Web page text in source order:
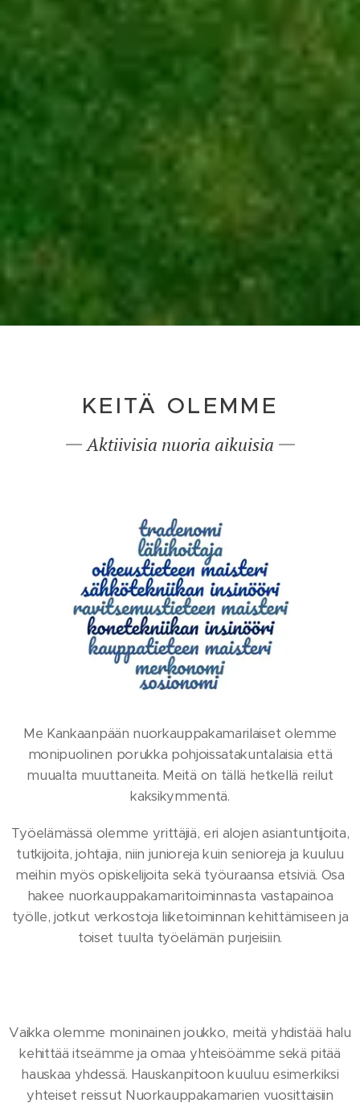
KEITÄ OLEMME
Aktiivisia nuoria aikuisia
Me Kankaanpään nuorkauppakamarilaiset olemme
monipuolinen porukka pohjoissatakuntalaisia että
muualta muuttaneita. Meitä on tällä hetkellä reilut
kaksikymmentä.
Työelämässä olemme yrittäjiä, eri alojen asiantuntijoita,
tutkijoita, johtajia, niin junioreja kuin senioreja ja kuuluu
meihin myös opiskelijoita sekä työuraansa etsiviä. Osa
hakee nuorkauppakamaritoiminnasta vastapainoa
työlle, jotkut verkostoja liiketoiminnan kehittämiseen ja
toiset tuulta työelämän purjeisiin.
Vaikka olemme moninainen joukko, meitä yhdistää halu
kehittää itseämme ja omaa yhteisöämme sekä pitää
hauskaa yhdessä. Hauskanpitoon kuuluu esimerkiksi
yhteiset reissut Nuorkauppakamarien vuosittaisiin